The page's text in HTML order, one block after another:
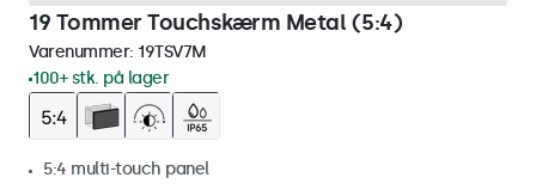
19 Tommer Touchskærm Metal (5:4)
Varenummer: 19TSV7M
100+ stk. på lager
5:4 multi-touch panel